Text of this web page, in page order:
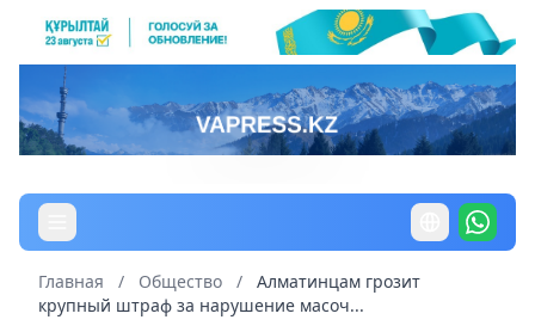
Главная / Общество /
Алматинцам грозит
крупный штраф за нарушение масоч...